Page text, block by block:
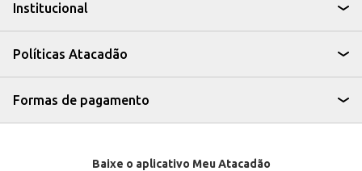
Institucional
Políticas Atacadão
Formas de pagamento
Baixe o aplicativo Meu Atacadão